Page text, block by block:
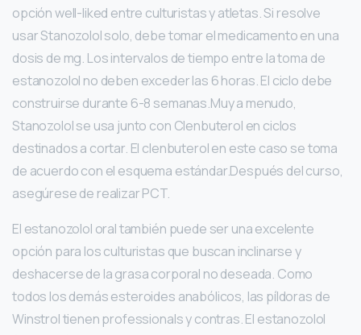
opción well-liked entre culturistas y atletas. Si resolve
usar Stanozolol solo, debe tomar el medicamento en una
dosis de mg. Los intervalos de tiempo entre la toma de
estanozolol no deben exceder las 6 horas. El ciclo debe
construirse durante 6-8 semanas.Muy a menudo,
Stanozolol se usa junto con Clenbuterol en ciclos
destinados a cortar. El clenbuterol en este caso se toma
de acuerdo con el esquema estándar.Después del curso,
asegúrese de realizar PCT.
El estanozolol oral también puede ser una excelente
opción para los culturistas que buscan inclinarse y
deshacerse de la grasa corporal no deseada. Como
todos los demás esteroides anabólicos, las píldoras de
Winstrol tienen professionals y contras. El estanozolol